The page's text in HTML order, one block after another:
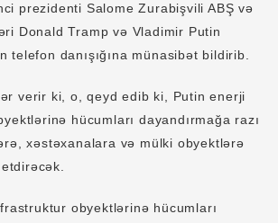
prezidenti Salome Zurabişvili ABŞ və
Donald Tramp və Vladimir Putin
telefon danışığına münasibət bildirib.
verir ki, o, qeyd edib ki, Putin enerji
hücumları dayandırmağa razı
xəstəxanalara və mülki obyektlərə
obyektlərinə hücumları